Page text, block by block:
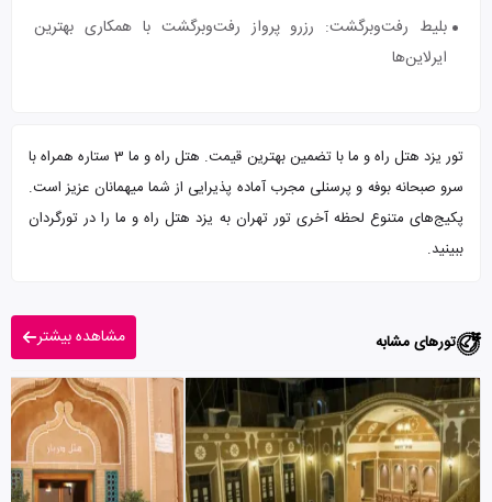
بلیط رفت‌وبرگشت: رزرو پرواز رفت‌وبرگشت با همکاری بهترین
ایرلاین‌ها
تور یزد هتل راه و ما با تضمین بهترین قیمت. هتل راه و ما 3 ستاره همراه با
سرو صبحانه بوفه و پرسنلی مجرب آماده پذیرایی از شما میهمانان عزیز است.
پکیج‌های متنوع لحظه آخری تور تهران به یزد هتل راه و ما را در تورگردان
ببینید.
تورهای مشابه مشاهده بیشتر